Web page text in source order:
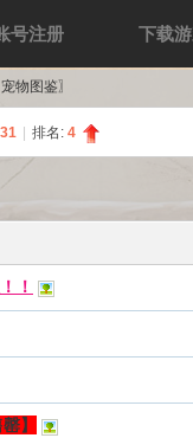
号注册 下载
物图鉴〗
排名: 4
！
】